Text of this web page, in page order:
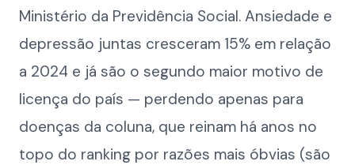
Ministério da Previdência Social. Ansiedade e
depressão juntas cresceram 15% em relação
a 2024 e já são o segundo maior motivo de
licença do país — perdendo apenas para
doenças da coluna, que reinam há anos no
topo do ranking por razões mais óbvias (são